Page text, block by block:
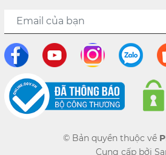
© Bản quyền thuộc về
Cung cấp bởi